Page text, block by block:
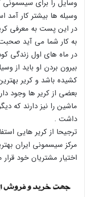
وسایل را برای
وسیله ها بیشتر کار آمد
در این پست به معرفی
به کار شما می آید
در ماه های اول زندگی
بیرون بردن او باید از
کشیده باشد و کریر
بعضی از کریر ها وجود
ماشین را نیز دارند که
داشت .
ترجیحا از کریر هایی
مرکز سیسمونی ایران
اختیار مشتریان خود